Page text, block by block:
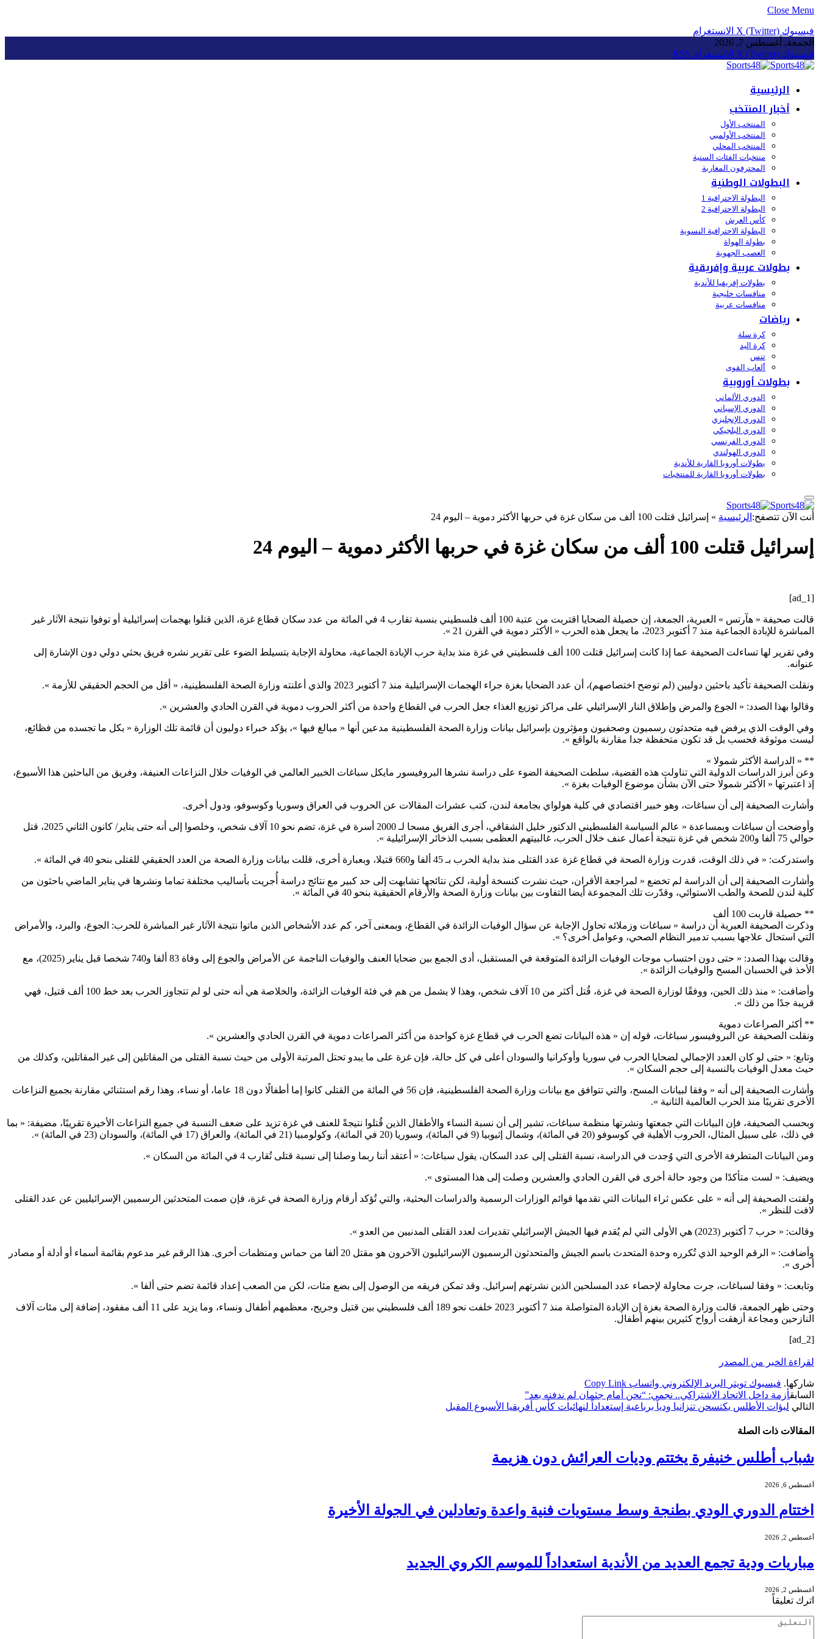
Close Menu
فيسبوك X (Twitter) الانستغرام
الجمعة, أغسطس 7, 2026
فيسبوك X (Twitter) الانستغرام RSS
الرئيسية
أخبار المنتخب
المنتخب الأول
المنتخب الأولمبي
المنتخب المحلي
منتخبات الفئات السنية
المحترفون المغاربة
البطولات الوطنية
البطولة الاحترافية 1
البطولة الاحترافية 2
كأس العرش
البطولة الاحترافية النسوية
بطولة الهواة
العصب الجهوية
بطولات عربية وإفريقية
بطولات إفريقيا للأندية
منافسات خليجية
منافسات عربية
رياضات
كرة سلة
كرة اليد
تنس
ألعاب القوى
بطولات أوروبية
الدوري الألماني
الدوري الإسباني
الدوري الإنجليزي
الدوري البلجيكي
الدوري الفرنسي
الدوري الهولندي
بطولات أوروبا القارية للأندية
بطولات أوروبا القارية للمنتخبات
أنت الآن تتصفح: الرئيسية » إسرائيل قتلت 100 ألف من سكان غزة في حربها الأكثر دموية – اليوم 24
إسرائيل قتلت 100 ألف من سكان غزة في حربها الأكثر دموية – اليوم 24
[ad_1]
قالت صحيفة « هآرتس » العبرية، الجمعة، إن حصيلة الضحايا اقتربت من عتبة 100 ألف فلسطيني بنسبة تقارب 4 في المائة من عدد سكان قطاع غزة، الذين قتلوا بهجمات إسرائيلية أو توفوا نتيجة الآثار غير
المباشرة للإبادة الجماعية منذ 7 أكتوبر 2023، ما يجعل هذه الحرب « الأكثر دموية في القرن 21 ».
وفي تقرير لها تساءلت الصحيفة عما إذا كانت إسرائيل قتلت 100 ألف فلسطيني في غزة منذ بداية حرب الإبادة الجماعية، محاولة الإجابة بتسيلط الضوء على تقرير نشره فريق بحثي دولي دون الإشارة إلى
عنوانه.
ونقلت الصحيفة تأكيد باحثين دوليين (لم توضح اختصاصهم)، أن عدد الضحايا بغزة جراء الهجمات الإسرائيلية منذ 7 أكتوبر 2023 والذي أعلنته وزارة الصحة الفلسطينية، « أقل من الحجم الحقيقي للأزمة ».
وقالوا بهذا الصدد: « الجوع والمرض وإطلاق النار الإسرائيلي على مراكز توزيع الغذاء جعل الحرب في القطاع واحدة من أكثر الحروب دموية في القرن الحادي والعشرين ».
وفي الوقت الذي يرفض فيه متحدثون رسميون وصحفيون ومؤثرون بإسرائيل بيانات وزارة الصحة الفلسطينية مدعين أنها « مبالغ فيها »، يؤكد خبراء دوليون أن قائمة تلك الوزارة « بكل ما تجسده من فظائع،
ليست موثوقة فحسب بل قد تكون متحفظة جدا مقارنة بالواقع ».
** « الدراسة الأكثر شمولا »
وعن أبرز الدراسات الدولية التي تناولت هذه القضية، سلطت الصحيفة الضوء على دراسة نشرها البروفيسور مايكل سباغات الخبير العالمي في الوفيات خلال النزاعات العنيفة، وفريق من الباحثين هذا الأسبوع،
إذ اعتبرتها « الأكثر شمولا حتى الآن بشأن موضوع الوفيات بغزة ».
وأشارت الصحيفة إلى أن سباغات، وهو خبير اقتصادي في كلية هولواي بجامعة لندن، كتب عشرات المقالات عن الحروب في العراق وسوريا وكوسوفو، ودول أخرى.
وأوضحت أن سباغات وبمساعدة « عالم السياسة الفلسطيني الدكتور خليل الشقاقي، أجرى الفريق مسحا لـ 2000 أسرة في غزة، تضم نحو 10 آلاف شخص، وخلصوا إلى أنه حتى يناير/ كانون الثاني 2025، قتل
حوالي 75 ألفا و200 شخص في غزة نتيجة أعمال عنف خلال الحرب، غالبيتهم العظمى بسبب الذخائر الإسرائيلية ».
واستدركت: « في ذلك الوقت، قدرت وزارة الصحة في قطاع غزة عدد القتلى منذ بداية الحرب بـ 45 ألفا و660 قتيلا، وبعبارة أخرى، قللت بيانات وزارة الصحة من العدد الحقيقي للقتلى بنحو 40 في المائة ».
وأشارت الصحيفة إلى أن الدراسة لم تخضع « لمراجعة الأقران، حيث نشرت كنسخة أولية، لكن نتائجها تشابهت إلى حد كبير مع نتائج دراسة أُجريت بأساليب مختلفة تماما ونشرها في يناير الماضي باحثون من
كلية لندن للصحة والطب الاستوائي، وقدّرت تلك المجموعة أيضا التفاوت بين بيانات وزارة الصحة والأرقام الحقيقية بنحو 40 في المائة ».
** حصيلة قاربت 100 ألف
وذكرت الصحيفة العبرية أن دراسة « سباغات وزملائه تحاول الإجابة عن سؤال الوفيات الزائدة في القطاع، وبمعنى آخر، كم عدد الأشخاص الذين ماتوا نتيجة الآثار غير المباشرة للحرب: الجوع، والبرد، والأمراض
التي استحال علاجها بسبب تدمير النظام الصحي، وعوامل أخرى؟ ».
وقالت بهذا الصدد: « حتى دون احتساب موجات الوفيات الزائدة المتوقعة في المستقبل، أدى الجمع بين ضحايا العنف والوفيات الناجمة عن الأمراض والجوع إلى وفاة 83 ألفا و740 شخصا قبل يناير (2025)، مع
الأخذ في الحسبان المسح والوفيات الزائدة ».
وأضافت: « منذ ذلك الحين، ووفقًا لوزارة الصحة في غزة، قُتل أكثر من 10 آلاف شخص، وهذا لا يشمل من هم في فئة الوفيات الزائدة، والخلاصة هي أنه حتى لو لم تتجاوز الحرب بعد خط 100 ألف قتيل، فهي
قريبة جدًا من ذلك ».
** أكثر الصراعات دموية
ونقلت الصحيفة عن البروفيسور سباغات، قوله إن « هذه البيانات تضع الحرب في قطاع غزة كواحدة من أكثر الصراعات دموية في القرن الحادي والعشرين ».
وتابع: « حتى لو كان العدد الإجمالي لضحايا الحرب في سوريا وأوكرانيا والسودان أعلى في كل حالة، فإن غزة على ما يبدو تحتل المرتبة الأولى من حيث نسبة القتلى من المقاتلين إلى غير المقاتلين، وكذلك من
حيث معدل الوفيات بالنسبة إلى حجم السكان ».
وأشارت الصحيفة إلى أنه « وفقا لبيانات المسح، والتي تتوافق مع بيانات وزارة الصحة الفلسطينية، فإن 56 في المائة من القتلى كانوا إما أطفالًا دون 18 عاما، أو نساء، وهذا رقم استثنائي مقارنة بجميع النزاعات
الأخرى تقريبًا منذ الحرب العالمية الثانية ».
وبحسب الصحيفة، فإن البيانات التي جمعتها ونشرتها منظمة سباغات، تشير إلى أن نسبة النساء والأطفال الذين قُتلوا نتيجةً للعنف في غزة تزيد على ضعف النسبة في جميع النزاعات الأخيرة تقريبًا، مضيفة: « بما
في ذلك، على سبيل المثال، الحروب الأهلية في كوسوفو (20 في المائة)، وشمال إثيوبيا (9 في المائة)، وسوريا (20 في المائة)، وكولومبيا (21 في المائة)، والعراق (17 في المائة)، والسودان (23 في المائة) ».
ومن البيانات المتطرفة الأخرى التي وُجدت في الدراسة، نسبة القتلى إلى عدد السكان، يقول سباغات: « أعتقد أننا ربما وصلنا إلى نسبة قتلى تُقارب 4 في المائة من السكان ».
ويضيف: « لست متأكدًا من وجود حالة أخرى في القرن الحادي والعشرين وصلت إلى هذا المستوى ».
ولفتت الصحيفة إلى أنه « على عكس ثراء البيانات التي تقدمها قوائم الوزارات الرسمية والدراسات البحثية، والتي تُؤكد أرقام وزارة الصحة في غزة، فإن صمت المتحدثين الرسميين الإسرائيليين عن عدد القتلى
لافت للنظر ».
وقالت: « حرب 7 أكتوبر (2023) هي الأولى التي لم يُقدم فيها الجيش الإسرائيلي تقديرات لعدد القتلى المدنيين من العدو ».
وأضافت: « الرقم الوحيد الذي تُكرره وحدة المتحدث باسم الجيش والمتحدثون الرسميون الإسرائيليون الآخرون هو مقتل 20 ألفا من حماس ومنظمات أخرى. هذا الرقم غير مدعوم بقائمة أسماء أو أدلة أو مصادر
أخرى ».
وتابعت: « وفقا لسباغات، جرت محاولة لإحصاء عدد المسلحين الذين نشرتهم إسرائيل. وقد تمكن فريقه من الوصول إلى بضع مئات، لكن من الصعب إعداد قائمة تضم حتى ألفا ».
وحتى ظهر الجمعة، قالت وزارة الصحة بغزة إن الإبادة المتواصلة منذ 7 أكتوبر 2023 خلفت نحو 189 ألف فلسطيني بين قتيل وجريح، معظمهم أطفال ونساء، وما يزيد على 11 ألف مفقود، إضافة إلى مئات آلاف
النازحين ومجاعة أزهقت أرواح كثيرين بينهم أطفال.
[ad_2]
لقراءة الخبر من المصدر
شاركها. فيسبوك تويتر البريد الإلكتروني واتساب Copy Link
السابقأزمة داخل الاتحاد الاشتراكي.. نجمي: “نحن أمام جثمان لم ندفنه بعد”
التالي لبؤات الأطلس يكتسحن تنزانيا ودياً برباعية إستعداداً لنهائيات كأس أفريقيا الأسبوع المقبل
المقالات ذات الصلة
شباب أطلس خنيفرة يختتم وديات العرائش دون هزيمة
أغسطس 6, 2026
اختتام الدوري الودي بطنجة وسط مستويات فنية واعدة وتعادلين في الجولة الأخيرة
أغسطس 2, 2026
مباريات ودية تجمع العديد من الأندية استعداداً للموسم الكروي الجديد
أغسطس 2, 2026
اترك تعليقاً